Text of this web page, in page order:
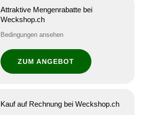
Attraktive Mengenrabatte bei
Weckshop.ch
Bedingungen ansehen
ZUM ANGEBOT
Kauf auf Rechnung bei Weckshop.ch